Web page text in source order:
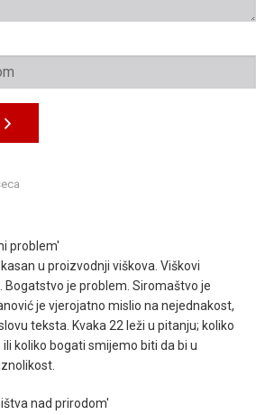
problem'
u proizvodnji viškova. Viškovi
je problem. Siromaštvo je
je vjerojatno mislio na nejednakost,
teksta. Kvaka 22 leži u pitanju; koliko
koliko bogati smijemo biti da bi u
nad prirodom'